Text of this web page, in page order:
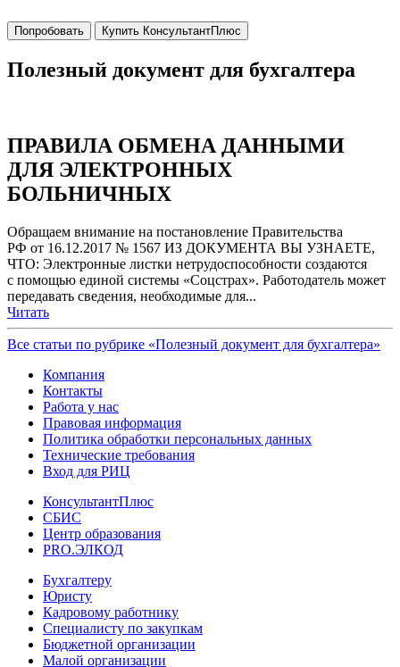
Попробовать Купить КонсультантПлюс
Полезный документ для бухгалтера
ПРАВИЛА ОБМЕНА ДАННЫМИ
ДЛЯ ЭЛЕКТРОННЫХ
БОЛЬНИЧНЫХ
Обращаем внимание на постановление Правительства
РФ от 16.12.2017 № 1567 ИЗ ДОКУМЕНТА ВЫ УЗНАЕТЕ,
ЧТО: Электронные листки нетрудоспособности создаются
с помощью единой системы «Соцстрах». Работодатель может
передавать сведения, необходимые для...
Читать
Все статьи по рубрике «Полезный документ для бухгалтера»
Компания
Контакты
Работа у нас
Правовая информация
Политика обработки персональных данных
Технические требования
Вход для РИЦ
КонсультантПлюс
СБИС
Центр образования
PRO.ЭЛКОД
Бухгалтеру
Юристу
Кадровому работнику
Специалисту по закупкам
Бюджетной организации
Малой организации